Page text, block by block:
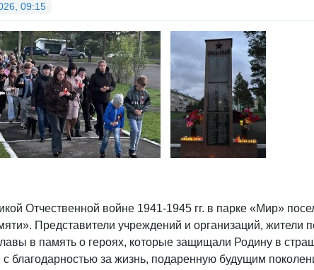
09:15
Отчественной войне 1941-1945 гг. в парке «Мир»
Представители учреждений и организаций, жители
в память о героях, которые защищали Родину в
благодарностью за жизнь, подаренную будущим